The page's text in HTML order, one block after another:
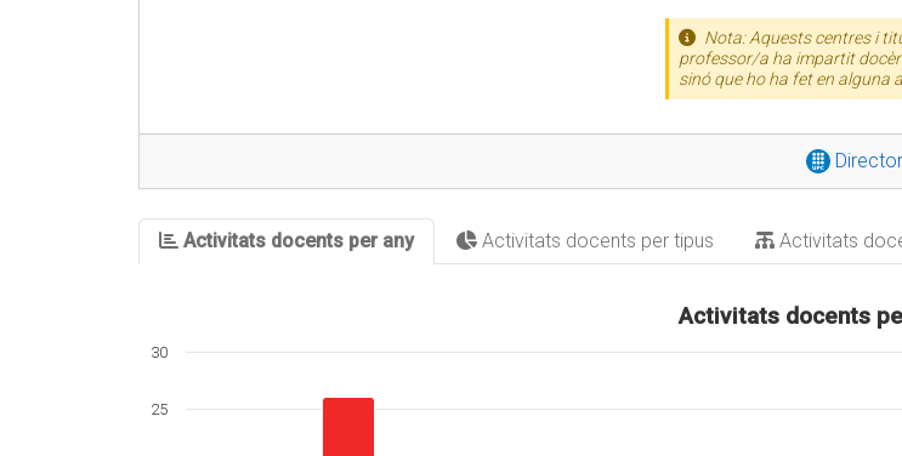
Nota: Aquests centres i
professor/a ha impartit
sinó que ho ha fet en alguna
Activitats docents per any Activitats docents per tipus Activitats
Activitats docents
25
30